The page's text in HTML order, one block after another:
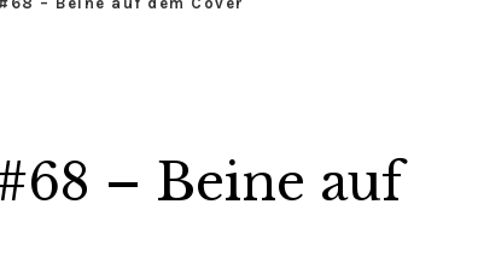
– Beine auf